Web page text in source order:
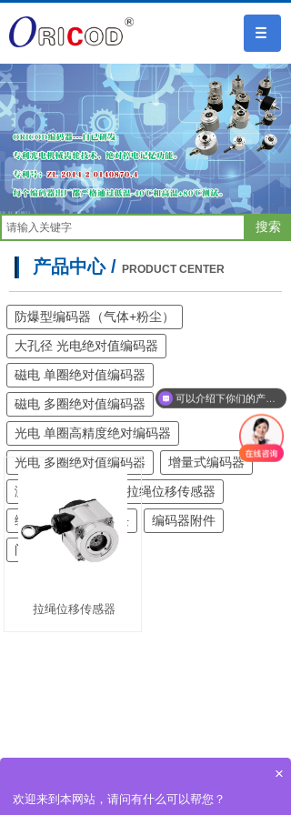
搜索
产品中心 / PRODUCT CENTER
防爆型编码器（气体+粉尘）
大孔径 光电绝对值编码器
磁电 单圈绝对值编码器
磁电 多圈绝对值编码器
光电 单圈高精度绝对编码器
光电 多圈绝对值编码器
增量式编码器
测速专用编码器
拉绳位移传感器
编码器信号仪表模块
编码器附件
闸门开度荷重仪
拉绳位移传感器
可以介绍下你们的产品么
×
欢迎来到本网站，请问有什么可以帮您？